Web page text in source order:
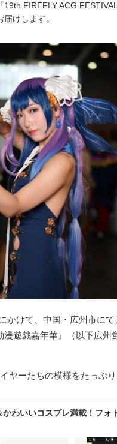
FIREFLY ACG
けします。
かけて、中国・広州市に
漫遊戯嘉年華』（以下広州
ヤーたちの模様をたっぷり
かわいいコスプレ満載！フォ